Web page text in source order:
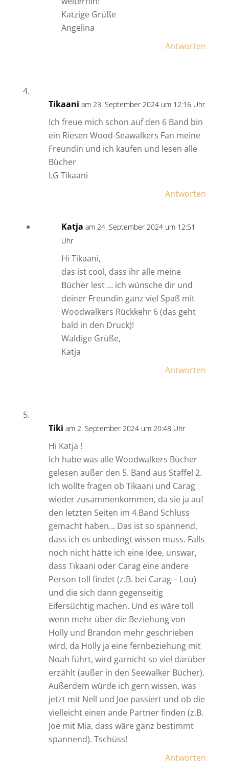
Katzige Grüße
Angelina
Antworten
Tikaani am 23. September 2024 um 12:16 Uhr
Ich freue mich schon auf den 6 Band bin
ein Riesen Wood-Seawalkers Fan meine
Freundin und ich kaufen und lesen alle
Bücher
LG Tikaani
Antworten
Katja am 24. September 2024 um 12:51
Uhr
Hi Tikaani,
das ist cool, dass ihr alle meine
Bücher lest … ich wünsche dir und
deiner Freundin ganz viel Spaß mit
Woodwalkers Rückkehr 6 (das geht
bald in den Druck)!
Waldige Grüße,
Katja
Antworten
Tiki am 2. September 2024 um 20:48 Uhr
Hi Katja !
Ich habe was alle Woodwalkers Bücher
gelesen außer den 5. Band aus Staffel 2.
Ich wollte fragen ob Tikaani und Carag
wieder zusammenkommen, da sie ja auf
den letzten Seiten im 4.Band Schluss
gemacht haben… Das ist so spannend,
dass ich es unbedingt wissen muss. Falls
noch nicht hätte ich eine Idee, unswar,
dass Tikaani oder Carag eine andere
Person toll findet (z.B. bei Carag – Lou)
und die sich dann gegenseitig
Eifersüchtig machen. Und es wäre toll
wenn mehr über die Beziehung von
Holly und Brandon mehr geschrieben
wird, da Holly ja eine fernbeziehung mit
Noah führt, wird garnicht so viel darüber
erzählt (außer in den Seewalker Bücher).
Außerdem würde ich gern wissen, was
jetzt mit Nell und Joe passiert und ob die
vielleicht einen ande Partner finden (z.B.
Joe mit Mia, dass wäre ganz bestimmt
spannend). Tschüss!
Antworten